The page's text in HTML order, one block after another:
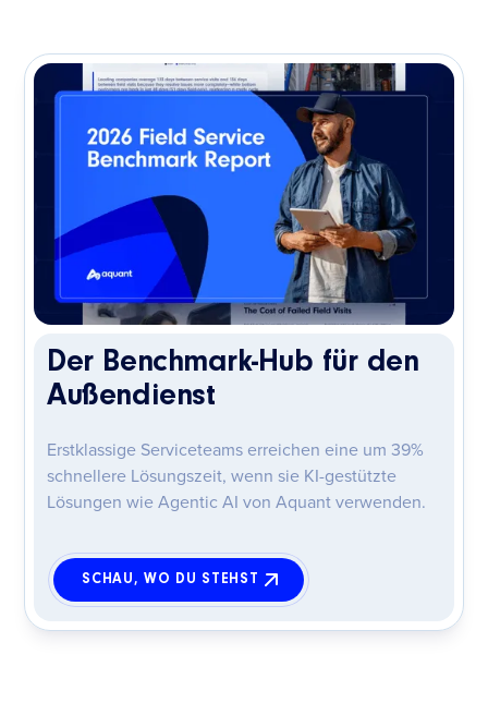
Der Benchmark-Hub für den
Außendienst
Erstklassige Serviceteams erreichen eine um 39%
schnellere Lösungszeit, wenn sie KI-gestützte
Lösungen wie Agentic AI von Aquant verwenden.
SCHAU, WO DU STEHST